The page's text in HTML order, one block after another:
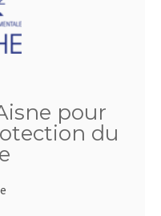
pour
du